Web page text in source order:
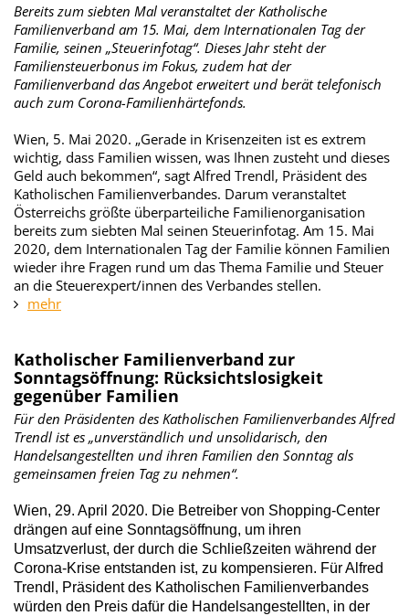
Bereits zum siebten Mal veranstaltet der Katholische
Familienverband am 15. Mai, dem Internationalen Tag der
Familie, seinen „Steuerinfotag“. Dieses Jahr steht der
Familiensteuerbonus im Fokus, zudem hat der
Familienverband das Angebot erweitert und berät telefonisch
auch zum Corona-Familienhärtefonds.
Wien, 5. Mai 2020. „Gerade in Krisenzeiten ist es extrem
wichtig, dass Familien wissen, was Ihnen zusteht und dieses
Geld auch bekommen“, sagt Alfred Trendl, Präsident des
Katholischen Familienverbandes. Darum veranstaltet
Österreichs größte überparteiliche Familienorganisation
bereits zum siebten Mal seinen Steuerinfotag. Am 15. Mai
2020, dem Internationalen Tag der Familie können Familien
wieder ihre Fragen rund um das Thema Familie und Steuer
an die Steuerexpert/innen des Verbandes stellen.
mehr
Katholischer Familienverband zur
Sonntagsöffnung: Rücksichtslosigkeit
gegenüber Familien
Für den Präsidenten des Katholischen Familienverbandes Alfred
Trendl ist es „unverständlich und unsolidarisch, den
Handelsangestellten und ihren Familien den Sonntag als
gemeinsamen freien Tag zu nehmen“.
Wien, 29. April 2020. Die Betreiber von Shopping-Center
drängen auf eine Sonntagsöffnung, um ihren
Umsatzverlust, der durch die Schließzeiten während der
Corona-Krise entstanden ist, zu kompensieren. Für Alfred
Trendl, Präsident des Katholischen Familienverbandes
würden den Preis dafür die Handelsangestellten, in der